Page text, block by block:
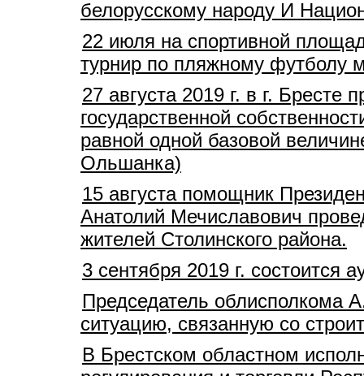
белорусскому народу И
22 июля на спортивной
турнир по пляжному футболу
27 августа 2019 г. в г. Бресте
государственной
равной одной базовой
Ольшанка)
15 августа помощник
Анатолий Мечиславович
жителей Столинского района.
3 сентября 2019 г. состоится
Председатель облисполкома
ситуацию, связанную со
В Брестском областном